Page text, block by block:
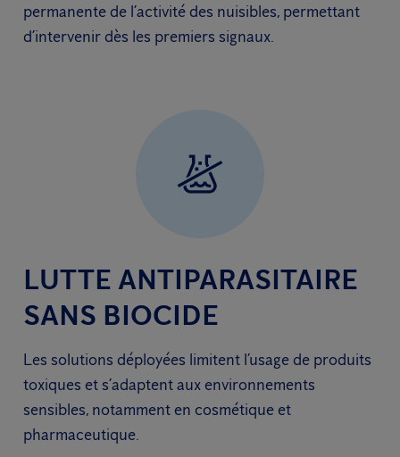
permanente de l’activité des nuisibles, permettant
d’intervenir dès les premiers signaux.
LUTTE ANTIPARASITAIRE
SANS BIOCIDE
Les solutions déployées limitent l’usage de produits
toxiques et s’adaptent aux environnements
sensibles, notamment en cosmétique et
pharmaceutique.